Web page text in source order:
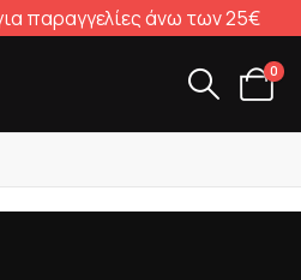
παραγγελίες άνω των 25€
0